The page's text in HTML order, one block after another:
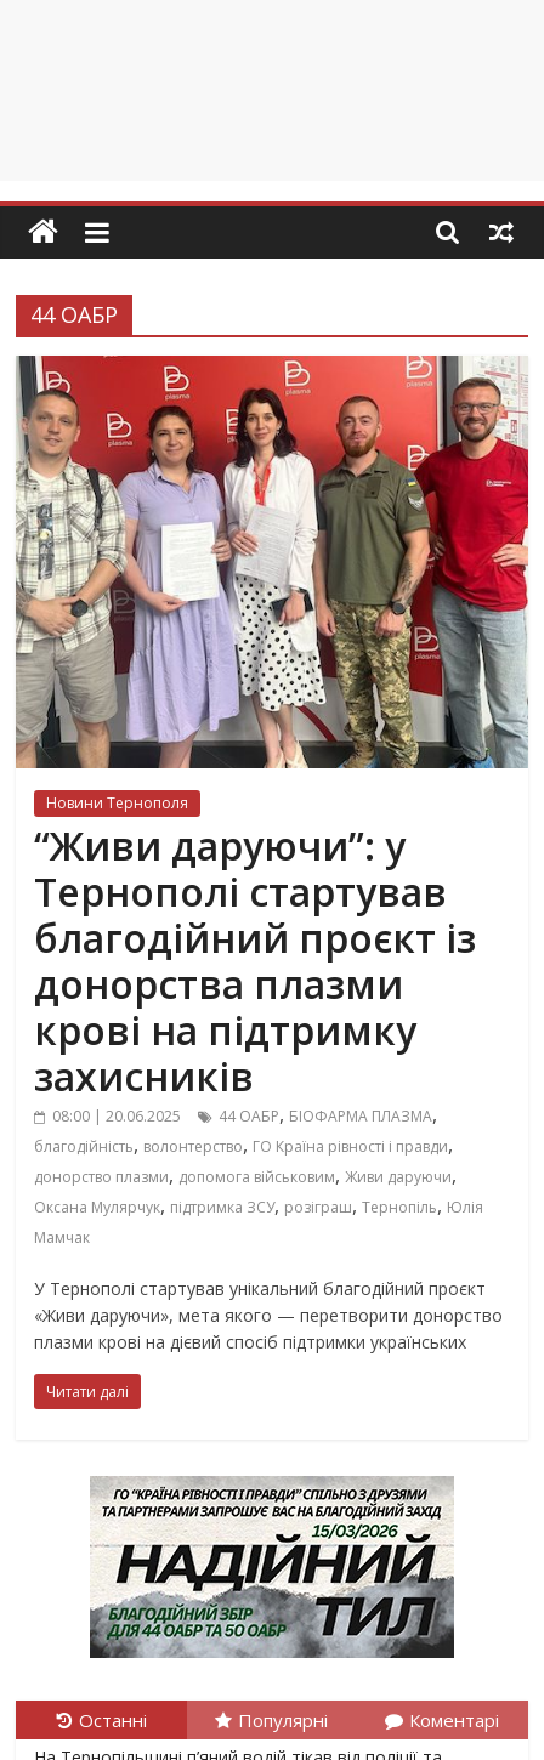
44 ОАБР
Новини Тернополя
“Живи даруючи”: у
Тернополі стартував
благодійний проєкт із
донорства плазми
крові на підтримку
захисників
08:00 | 20.06.2025 44 ОАБР, БІОФАРМА ПЛАЗМА,
благодійність, волонтерство, ГО Країна рівності і правди,
донорство плазми, допомога військовим,Живи даруючи,
Оксана Мулярчук, підтримка ЗСУ, розіграш,Тернопіль, Юлія
Мамчак
У Тернополі стартував унікальний благодійний проєкт
«Живи даруючи», мета якого — перетворити донорство
плазми крові на дієвий спосіб підтримки українських
Читати далі
Останні Популярні Коментарі